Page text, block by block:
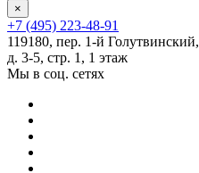
×
+7 (495) 223-48-91
119180, пер. 1-й Голутвинский,
д. 3-5, стр. 1, 1 этаж
Мы в соц. сетях